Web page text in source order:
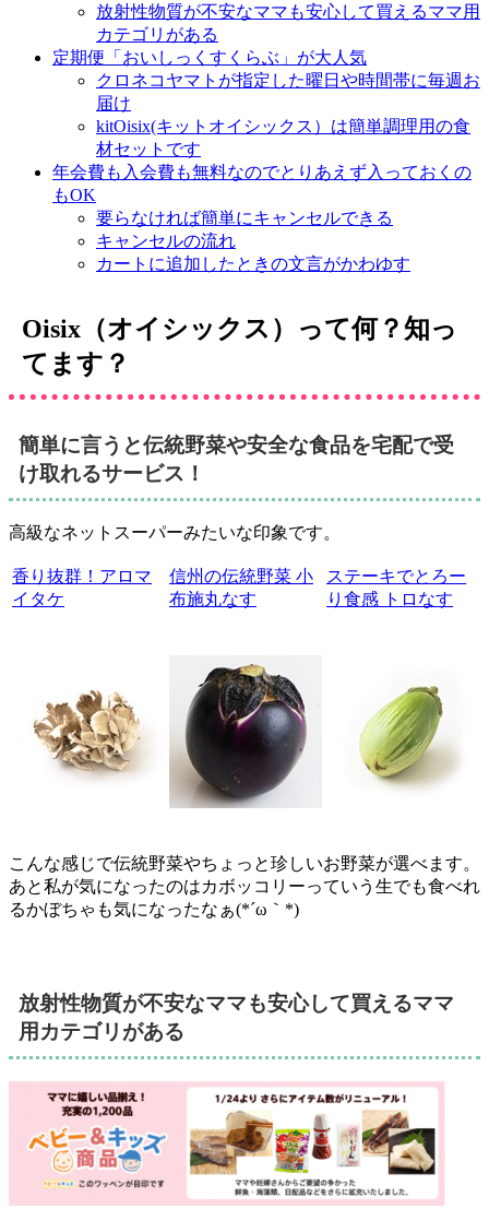
放射性物質が不安なママも安心して買えるママ用
カテゴリがある
定期便「おいしっくすくらぶ」が大人気
クロネコヤマトが指定した曜日や時間帯に毎週お
届け
kitOisix(キットオイシックス）は簡単調理用の食
材セットです
年会費も入会費も無料なのでとりあえず入っておくの
もOK
要らなければ簡単にキャンセルできる
キャンセルの流れ
カートに追加したときの文言がかわゆす
Oisix（オイシックス）って何？知っ
てます？
簡単に言うと伝統野菜や安全な食品を宅配で受
け取れるサービス！
高級なネットスーパーみたいな印象です。
香り抜群！アロマ
イタケ
信州の伝統野菜 小
布施丸なす
ステーキでとろー
り食感 トロなす
こんな感じで伝統野菜やちょっと珍しいお野菜が選べます。
あと私が気になったのはカボッコリーっていう生でも食べれ
るかぼちゃも気になったなぁ(*´ω｀*)
放射性物質が不安なママも安心して買えるママ
用カテゴリがある